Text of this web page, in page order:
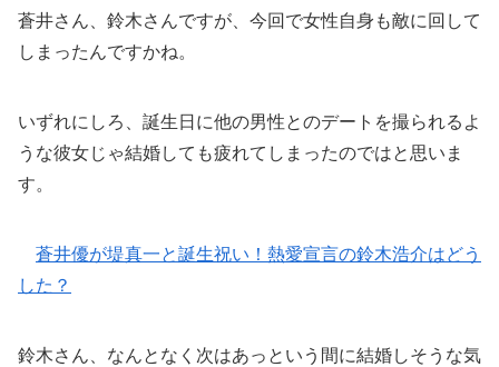
蒼井さん、鈴木さんですが、今回で女性自身も敵に回して
しまったんですかね。
いずれにしろ、誕生日に他の男性とのデートを撮られるよ
うな彼女じゃ結婚しても疲れてしまったのではと思いま
す。
蒼井優が堤真一と誕生祝い！熱愛宣言の鈴木浩介はどう
した？
鈴木さん、なんとなく次はあっという間に結婚しそうな気